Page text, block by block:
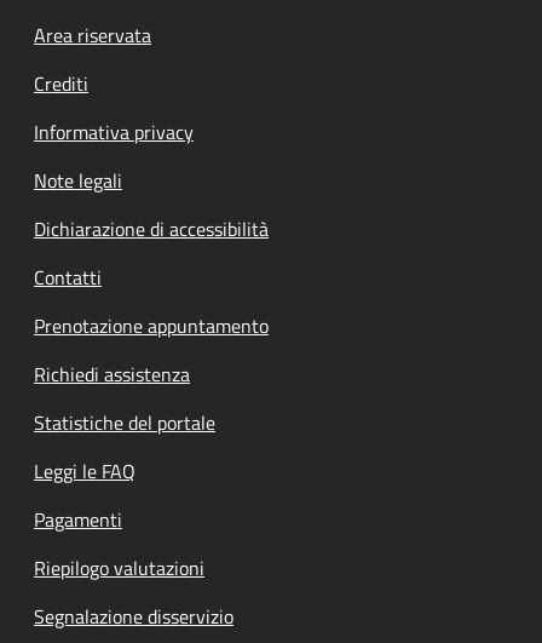
Footer menu
Area riservata
Crediti
Informativa privacy
Note legali
Dichiarazione di accessibilità
Contatti
Prenotazione appuntamento
Richiedi assistenza
Statistiche del portale
Leggi le FAQ
Pagamenti
Riepilogo valutazioni
Segnalazione disservizio